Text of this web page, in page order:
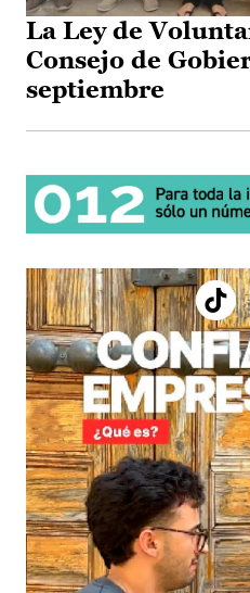
La Ley de
Consejo de
septiembre